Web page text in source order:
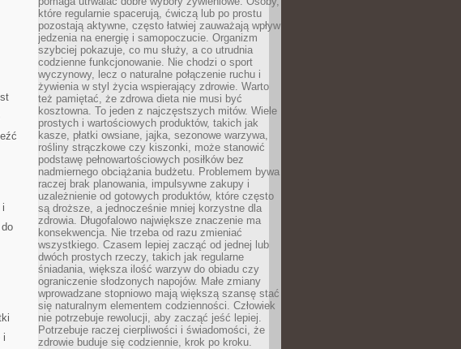
i
i
które regularnie spacerują, ćwiczą lub po prostu
pozostają aktywne, często łatwiej zauważają wpływ
jedzenia na energię i samopoczucie. Organizm
szybciej pokazuje, co mu służy, a co utrudnia
codzienne funkcjonowanie. Nie chodzi o sport
wyczynowy, lecz o naturalne połączenie ruchu i
żywienia w styl życia wspierający zdrowie. Warto
też pamiętać, że zdrowa dieta nie musi być
kosztowna. To jeden z najczęstszych mitów. Wiele
prostych i wartościowych produktów, takich jak
kasze, płatki owsiane, jajka, sezonowe warzywa,
rośliny strączkowe czy kiszonki, może stanowić
podstawę pełnowartościowych posiłków bez
nadmiernego obciążania budżetu. Problemem bywa
raczej brak planowania, impulsywne zakupy i
uzależnienie od gotowych produktów, które często
są droższe, a jednocześnie mniej korzystne dla
zdrowia. Długofalowo największe znaczenie ma
konsekwencja. Nie trzeba od razu zmieniać
wszystkiego. Czasem lepiej zacząć od jednej lub
dwóch prostych rzeczy, takich jak regularne
śniadania, większa ilość warzyw do obiadu czy
ograniczenie słodzonych napojów. Małe zmiany
wprowadzane stopniowo mają większą szansę stać
się naturalnym elementem codzienności. Człowiek
nie potrzebuje rewolucji, aby zacząć jeść lepiej.
Potrzebuje raczej cierpliwości i świadomości, że
zdrowie buduje się codziennie, krok po kroku.